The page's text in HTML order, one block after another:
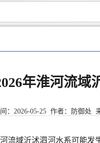
年淮河流域
： 2026-05-25 作者：防御处
流域沂沭泗河水系可能